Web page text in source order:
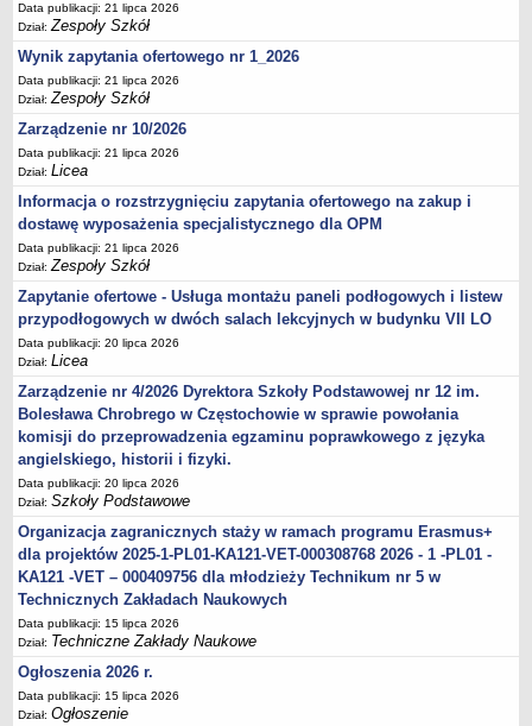
Data publikacji: 21 lipca 2026
Dział:Zespoły Szkół
Wynik zapytania ofertowego nr 1_2026
Data publikacji: 21 lipca 2026
Dział:Zespoły Szkół
Zarządzenie nr 10/2026
Data publikacji: 21 lipca 2026
Dział:Licea
Informacja o rozstrzygnięciu zapytania ofertowego na zakup i
dostawę wyposażenia specjalistycznego dla OPM
Data publikacji: 21 lipca 2026
Dział:Zespoły Szkół
Zapytanie ofertowe - Usługa montażu paneli podłogowych i listew
przypodłogowych w dwóch salach lekcyjnych w budynku VII LO
Data publikacji: 20 lipca 2026
Dział:Licea
Zarządzenie nr 4/2026 Dyrektora Szkoły Podstawowej nr 12 im.
Bolesława Chrobrego w Częstochowie w sprawie powołania
komisji do przeprowadzenia egzaminu poprawkowego z języka
angielskiego, historii i fizyki.
Data publikacji: 20 lipca 2026
Dział:Szkoły Podstawowe
Organizacja zagranicznych staży w ramach programu Erasmus+
dla projektów 2025-1-PL01-KA121-VET-000308768 2026 - 1 -PL01 -
KA121 -VET – 000409756 dla młodzieży Technikum nr 5 w
Technicznych Zakładach Naukowych
Data publikacji: 15 lipca 2026
Dział: Techniczne Zakłady Naukowe
Ogłoszenia 2026 r.
Data publikacji: 15 lipca 2026
Dział:Ogłoszenie